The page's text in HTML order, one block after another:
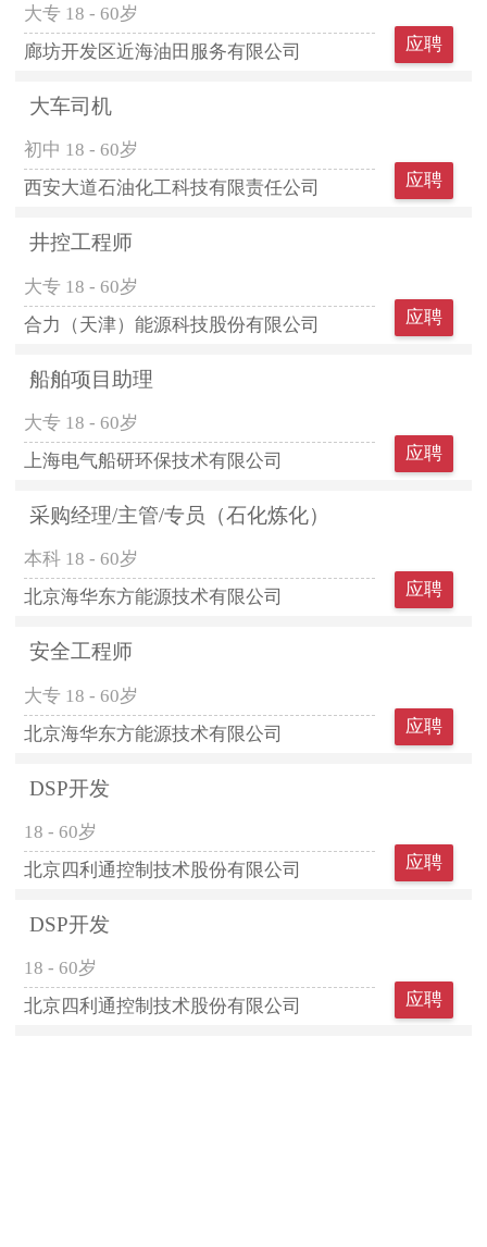
大专 18 - 60岁
廊坊开发区近海油田服务有限公司
应聘
大车司机
初中 18 - 60岁
西安大道石油化工科技有限责任公司
应聘
井控工程师
大专 18 - 60岁
合力（天津）能源科技股份有限公司
应聘
船舶项目助理
大专 18 - 60岁
上海电气船研环保技术有限公司
应聘
采购经理/主管/专员（石化炼化）
本科 18 - 60岁
北京海华东方能源技术有限公司
应聘
安全工程师
大专 18 - 60岁
北京海华东方能源技术有限公司
应聘
DSP开发
18 - 60岁
北京四利通控制技术股份有限公司
应聘
DSP开发
18 - 60岁
北京四利通控制技术股份有限公司
应聘